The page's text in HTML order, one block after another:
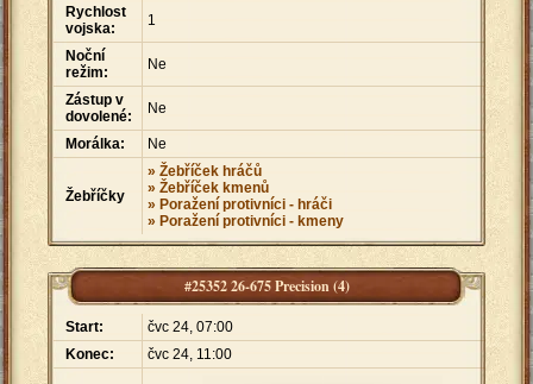
Rychlost
vojska:
1
Noční
režim:
Ne
Zástup v
dovolené:
Ne
Morálka: Ne
Žebříčky
» Žebříček hráčů
» Žebříček kmenů
» Poražení protivníci - hráči
» Poražení protivníci - kmeny
#25352 26-675 Precision (4)
Start:
čvc 24, 07:00
Konec:
čvc 24, 11:00